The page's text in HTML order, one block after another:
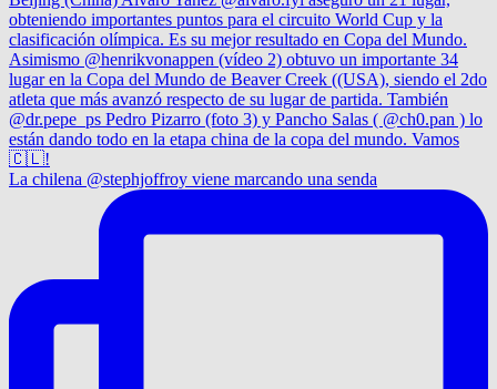
La chilena @stephjoffroy viene marcando una senda